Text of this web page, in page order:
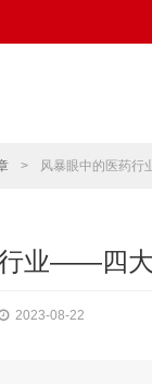
> 风暴眼中的医药
业——四
2023-08-22